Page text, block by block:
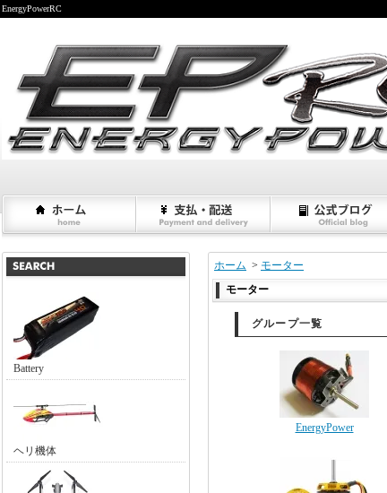
EnergyPowerRC
Battery
ヘリ機体
ホーム > モーター
モーター
グループ一覧
EnergyPower